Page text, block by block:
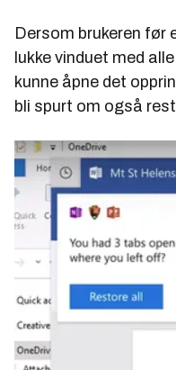
Dersom brukeren før
lukke vinduet med
kunne åpne det
bli spurt om også